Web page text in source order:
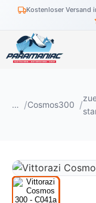
Kostenloser Versand
… Cosmos300